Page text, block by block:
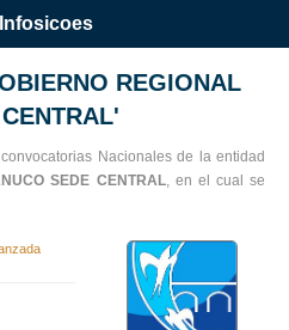
Infosicoes
REGIONAL
Nacionales de la entidad
SEDE CENTRAL, en el cual se